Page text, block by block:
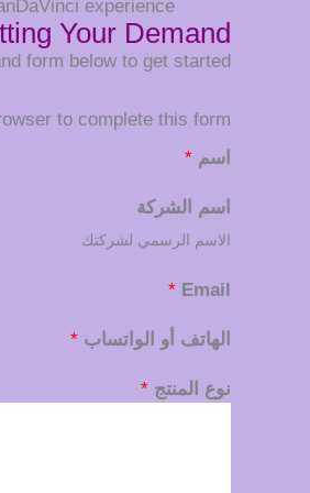
experience.
Your Demand
form below to get started:
to complete this form.
اسم *
اسم الشركة
الاسم الرسمي لشركتك
Email
*
الهاتف أو الواتساب *
نوع المنتج *